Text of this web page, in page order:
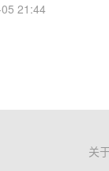
21:44
关